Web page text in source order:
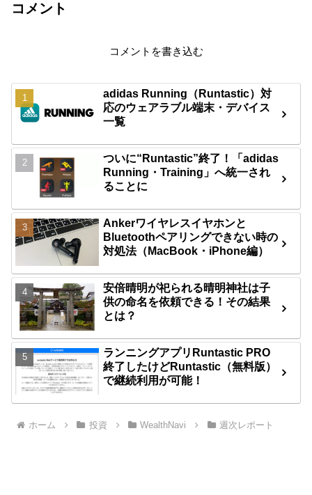
コメント
コメントを書き込む
adidas Running（Runtastic）対
応のウェアラブル端末・デバイス
一覧
ついに“Runtastic”終了！「adidas
Running・Training」へ統一され
ることに
Ankerワイヤレスイヤホンと
Bluetoothペアリングできない時の
対処法（MacBook・iPhone編）
安倍晴明が祀られる晴明神社は子
供の命名を依頼できる！その結果
とは？
ランニングアプリRuntastic PRO
終了したけどRuntastic（無料版）
で継続利用が可能！
ホーム 投資 WealthNavi 週次レポート